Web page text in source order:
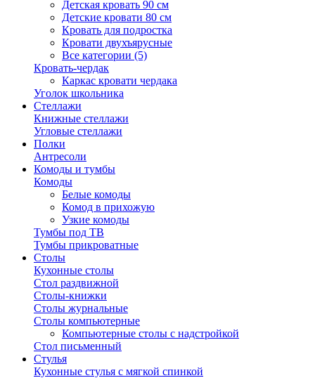
Детская кровать 90 см
Детские кровати 80 см
Кровать для подростка
Кровати двухъярусные
Все категории (5)
Кровать-чердак
Каркас кровати чердака
Уголок школьника
Стеллажи
Книжные стеллажи
Угловые стеллажи
Полки
Антресоли
Комоды и тумбы
Комоды
Белые комоды
Комод в прихожую
Узкие комоды
Тумбы под ТВ
Тумбы прикроватные
Столы
Кухонные столы
Стол раздвижной
Столы-книжки
Столы журнальные
Столы компьютерные
Компьютерные столы с надстройкой
Стол письменный
Стулья
Кухонные стулья с мягкой спинкой